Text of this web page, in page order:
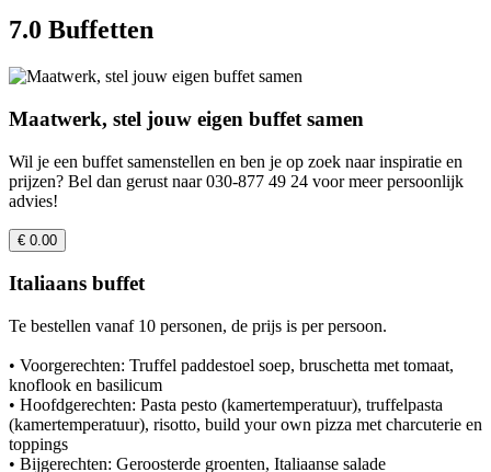
7.0 Buffetten
Maatwerk, stel jouw eigen buffet samen
Wil je een buffet samenstellen en ben je op zoek naar inspiratie en
prijzen? Bel dan gerust naar 030-877 49 24 voor meer persoonlijk
advies!
€ 0.00
Italiaans buffet
Te bestellen vanaf 10 personen, de prijs is per persoon.
• Voorgerechten: Truffel paddestoel soep, bruschetta met tomaat,
knoflook en basilicum
• Hoofdgerechten: Pasta pesto (kamertemperatuur), truffelpasta
(kamertemperatuur), risotto, build your own pizza met charcuterie en
toppings
• Bijgerechten: Geroosterde groenten, Italiaanse salade